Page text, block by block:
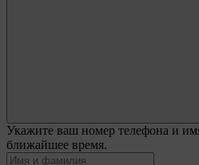
Укажите ваш номер телефона и
ближайшее время.